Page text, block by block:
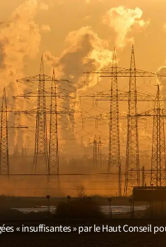
« insuffisantes » par le Haut Conseil